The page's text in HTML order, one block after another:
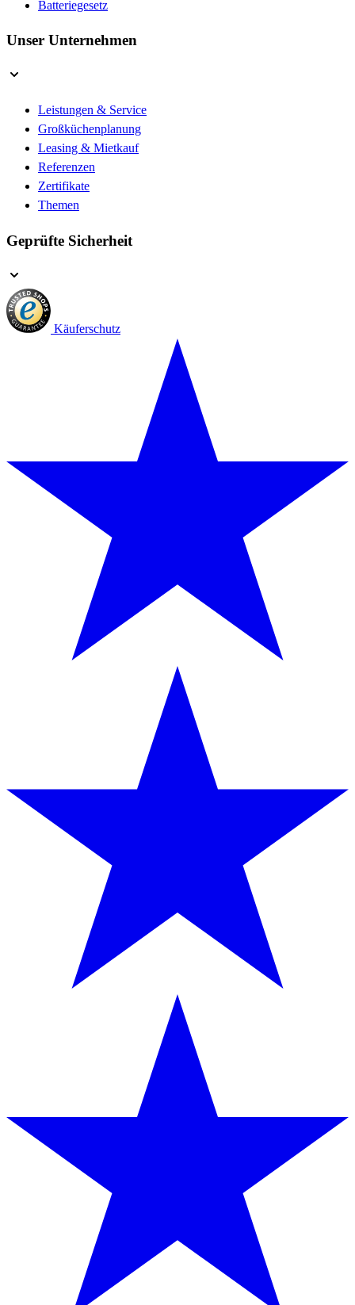
Batteriegesetz
Unser Unternehmen
Leistungen & Service
Großküchenplanung
Leasing & Mietkauf
Referenzen
Zertifikate
Themen
Geprüfte Sicherheit
Käuferschutz